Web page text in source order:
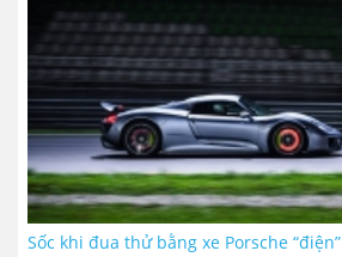
Sốc khi đua thử bằng xe Porsche “điện”